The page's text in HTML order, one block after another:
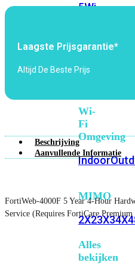
5Wi-
Fi
Fi
Wi-
Fi
Omgeving
Indoor
MIMO
2X23X34X4
Alles
bekijken
Laagste Prijsgarantie*
Altijd De Beste Prijs
Beschrijving
Aanvullende Informatie
FortiWeb-4000F 5 Year 4-Hour
Service (Requires FortiCare